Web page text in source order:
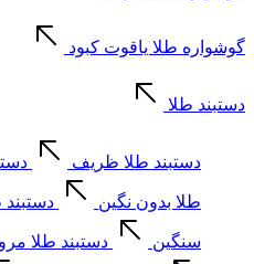
گوشواره طلا یاقوت کبود
دستبند طلا
دستبند طلا ظریف
طلا بدون نگین دستبند
سنگین دستبند طلا